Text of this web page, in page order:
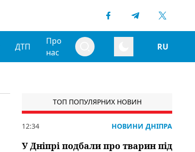
ДТП
Про
нас
RU
ТОП ПОПУЛЯРНИХ НОВИН
12:34 НОВИНИ ДНІПРА
У Дніпрі подбали про тварин під